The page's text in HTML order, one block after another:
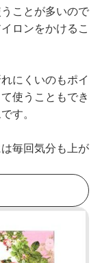
ことが多いので
ロンをかけるこ
にくいのもポイ
使うこともでき
す。
毎回気分も上が